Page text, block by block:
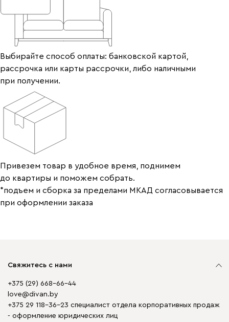
Выбирайте способ оплаты: банковской картой,
рассрочка или карты рассрочки, либо наличными
при получении.
Привезем товар в удобное время, поднимем
до квартиры и поможем собрать.
*подъем и сборка за пределами МКАД согласовывается
при оформлении заказа
Свяжитесь с нами
+375 (29) 668-66-44
love@divan.by
+375 29 118-36-23 специалист отдела корпоративных продаж
- оформление юридических лиц